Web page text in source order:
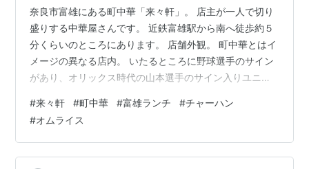
奈良市富雄にある町中華「来々軒」。 店主が一人で切り
盛りする中華屋さんです。 近鉄富雄駅から南へ徒歩約５
分くらいのところにあります。 店舗外観。 町中華とはイ
メージの異なる店内。 いたるところに野球選手のサイン
があり、オリックス時代の山本選手のサイン入りユニフ
今回のオーダー品。 「チャーハン：７００円（税込） し
っかりとした味付け、しかもパラパラ。ザ町中華のチャ
ーハンといった感じです。 美味しくいただきました。
「オムライス：８００円（税込）」 こちらはお店一番人
#来々軒 #町中華 #富雄ランチ #チャーハン
#オムライス